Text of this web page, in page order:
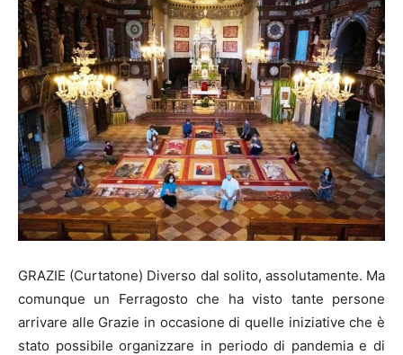
GRAZIE (Curtatone) Diverso dal solito, assolutamente. Ma
comunque un Ferragosto che ha visto tante persone
arrivare alle Grazie in occasione di quelle iniziative che è
stato possibile organizzare in periodo di pandemia e di